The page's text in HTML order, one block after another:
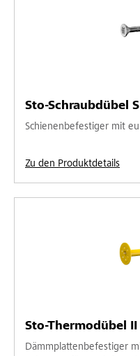
Sto-Schraubdübel
Schienenbefestiger mit
Zu den Produktdetails
Sto-Thermodübel
Dämmplattenbefestiger